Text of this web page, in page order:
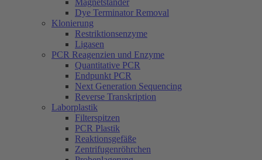
Magnetständer
Dye Terminator Removal
Klonierung
Restriktionsenzyme
Ligasen
PCR Reagenzien und Enzyme
Quantitative PCR
Endpunkt PCR
Next Generation Sequencing
Reverse Transkription
Laborplastik
Filterspitzen
PCR Plastik
Reaktionsgefäße
Zentrifugenröhrchen